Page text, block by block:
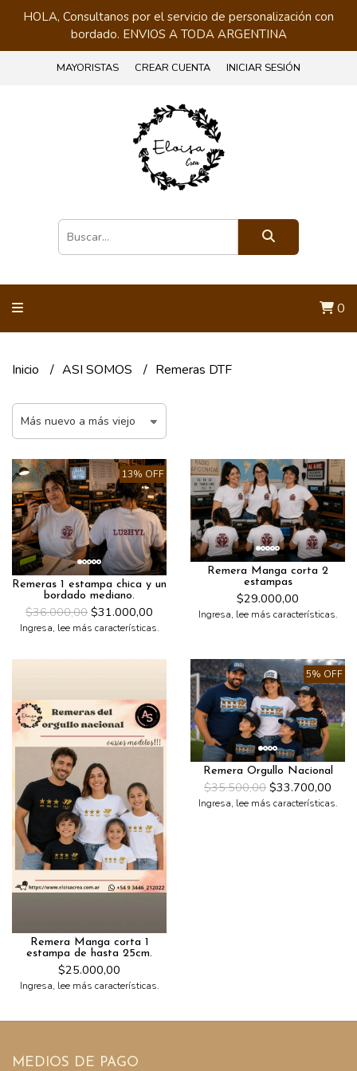
HOLA, Consultanos por el servicio de personalización con
bordado. ENVIOS A TODA ARGENTINA
MAYORISTAS CREAR CUENTA INICIAR SESIÓN
0
Inicio ASI SOMOS Remeras DTF
13% OFF
Remeras 1 estampa chica y un
bordado mediano.
$36.000,00 $31.000,00
Ingresa, lee más características.
Remera Manga corta 2
estampas
$29.000,00
Ingresa, lee más características.
Remera Manga corta 1
estampa de hasta 25cm.
$25.000,00
Ingresa, lee más características.
5% OFF
Remera Orgullo Nacional
$35.500,00 $33.700,00
Ingresa, lee más características.
MEDIOS DE PAGO